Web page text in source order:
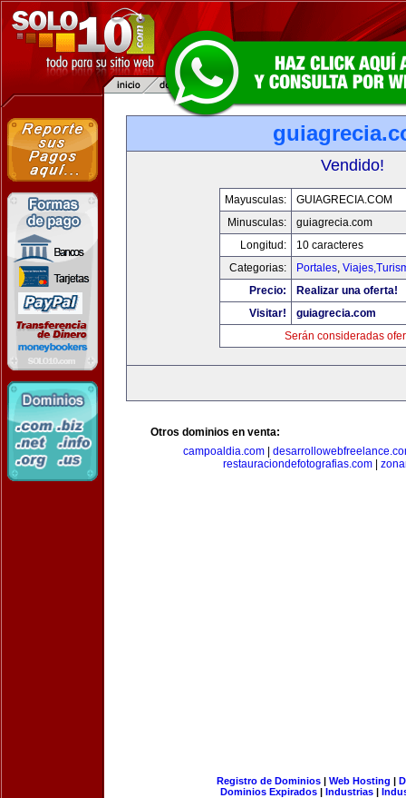
Vendido!
Mayusculas:
GUIAGRECIA.COM
Minusculas:
guiagrecia.com
Longitud:
10 caracteres
Categorias:
Portales,
Precio:
Realizar una oferta!
Visitar!
guiagrecia.com
Serán consideradas
Otros dominios en venta:
campoaldia.com
restauraciondefotografias.com|
Registro de Dominios| Web Hosting |
Dominios Expirados | Industrias |